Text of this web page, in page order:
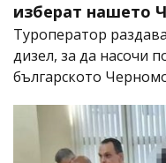
изберат нашето
Туроператор
дизел, за да насочи
българското